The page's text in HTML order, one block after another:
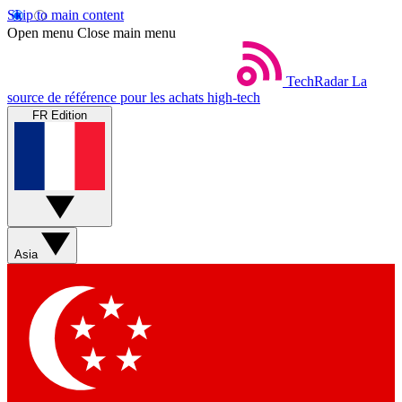
Skip to main content
Open menu Close main menu
TechRadar La
source de référence pour les achats high-tech
FR Edition
Asia